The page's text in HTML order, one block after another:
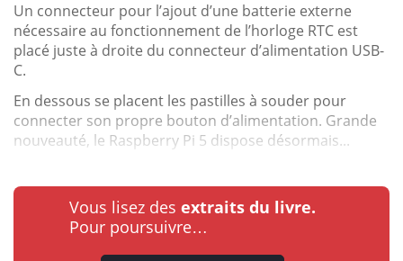
Un connecteur pour l’ajout d’une batterie externe
nécessaire au fonctionnement de l’horloge RTC est
placé juste à droite du connecteur d’alimentation USB-
C.
En dessous se placent les pastilles à souder pour
connecter son propre bouton d’alimentation. Grande
nouveauté, le Raspberry Pi 5 dispose désormais...
Vous lisez des extraits du livre.
Pour poursuivre…